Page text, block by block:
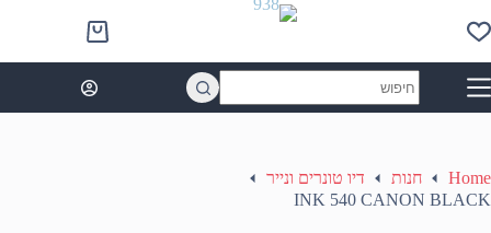
to
content
Shopping
cart
results
Home חנות
דיו טונרים ונייר
INK 540 CANON BLACK